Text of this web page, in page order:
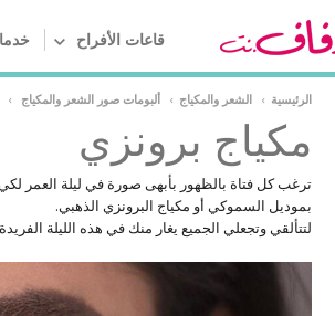
قاعات الأفراح
الرئيسية › الشعر والمكياج › ألبومات صور الشعر والمكياج ›
مكياج برونزي
ترغب كل فتاة بالظهور بأبهى صورة في ليلة العمر
بموديل السموكي أو مكياج البرونزي الذهبي.
لتتألقي وتجعلي الجميع يغار منك في هذه الليلة